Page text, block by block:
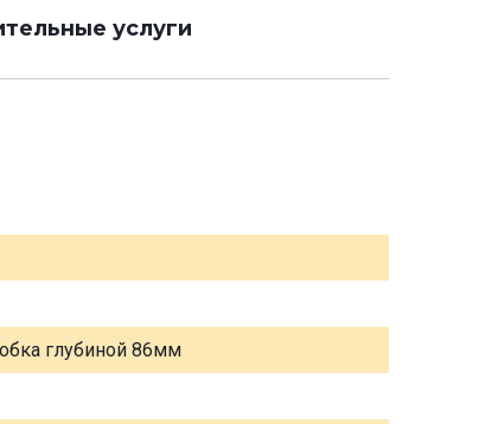
услуги
глубиной 86мм